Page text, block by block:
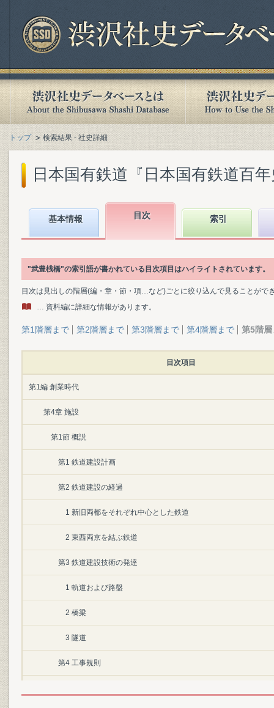
トップ 検索結果 - 社史詳細
日本国有鉄道『日本国有鉄道百
基本情報 目次 索引
"武豊桟橋"の索引語が書かれている目次項目はハイライトされています。
目次は見出しの階層(編・章・節・項…など)ごとに絞り込んで見ることがで
… 資料編に詳細な情報があります。
第1階層まで 第2階層まで 第3階層まで 第4階層まで 第5階層
目次項目
第1編 創業時代
第4章 施設
第1節 概説
第1 鉄道建設計画
第2 鉄道建設の経過
1 新旧両都をそれぞれ中心とした鉄道
2 東西両京を結ぶ鉄道
第3 鉄道建設技術の発達
1 軌道および路盤
2 橋梁
3 隧道
第4 工事規則